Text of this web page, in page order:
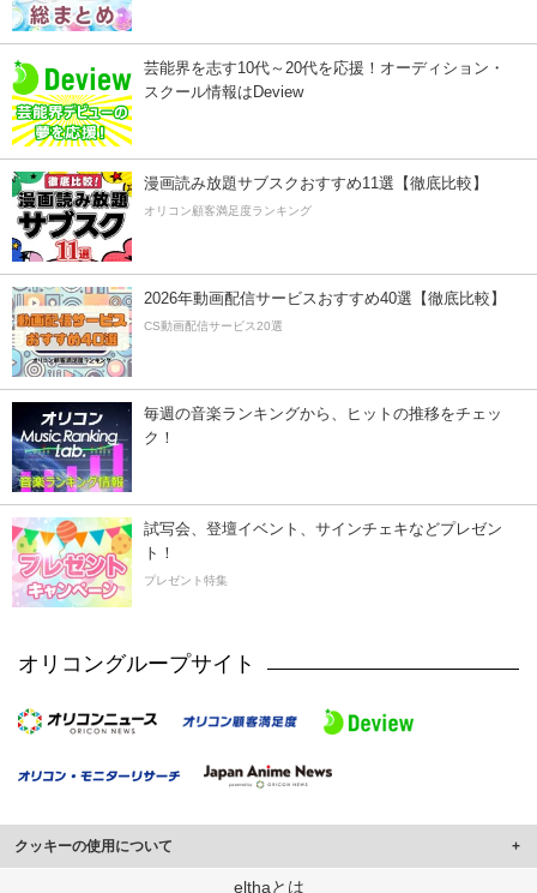
芸能界を志す10代～20代を応援！オーディション・
スクール情報はDeview
漫画読み放題サブスクおすすめ11選【徹底比較】
オリコン顧客満足度ランキング
2026年動画配信サービスおすすめ40選【徹底比較】
CS動画配信サービス20選
毎週の音楽ランキングから、ヒットの推移をチェッ
ク！
試写会、登壇イベント、サインチェキなどプレゼン
ト！
プレゼント特集
オリコングループサイト
クッキーの使用について
このサイトでは Cookie を使用して、ユーザーに合わせたコンテンツや広告の
elthaとは